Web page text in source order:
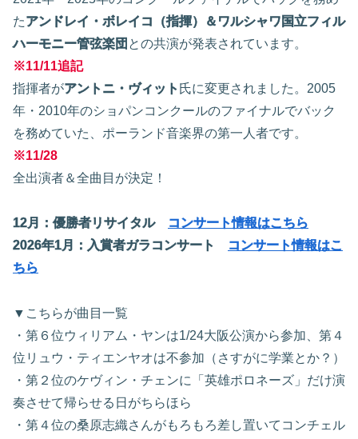
たアンドレイ・ボレイコ（指揮）＆ワルシャワ国立フィル
ハーモニー管弦楽団 との共演が発表されています。
※11/11追記
指揮者がアントニ・ヴィット 氏に変更されました。2005
年・2010年のショパンコンクールのファイナルでバック
を務めていた、ポーランド音楽界の第一人者です。
※11/28
全出演者＆全曲目が決定！
12月：優勝者リサイタル
コンサート情報はこちら
2026年1月：入賞者ガラコンサート
コンサート情報はこ
ちら
▼こちらが曲目一覧
・第６位ウィリアム・ヤンは1/24大阪公演から参加、第４
位リュウ・ティエンヤオは不参加（さすがに学業とか？）
・第２位のケヴィン・チェンに「英雄ポロネーズ」だけ演
奏させて帰らせる日がちらほら
・第４位の桑原志織さんがもろもろ差し置いてコンチェル